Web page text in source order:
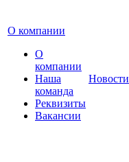
О компании
О
компании
Наша
команда
Реквизиты
Вакансии
Новости